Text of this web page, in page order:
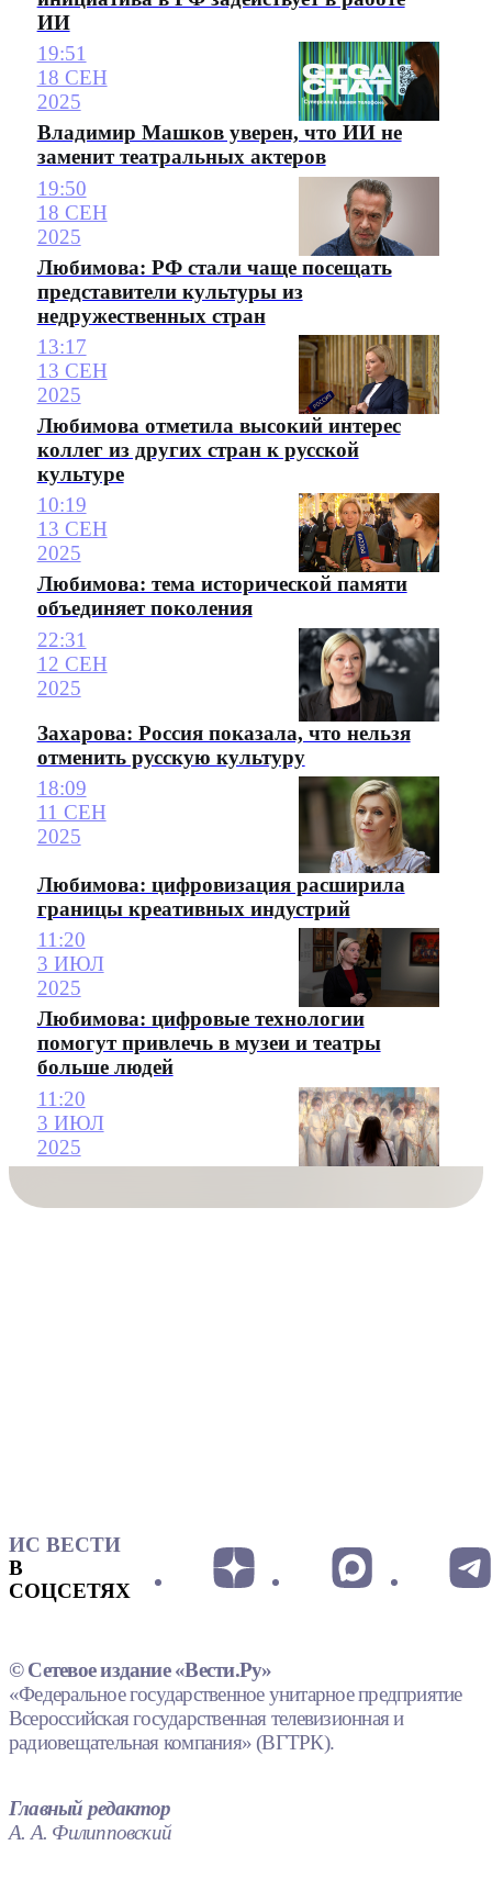
ИИ
19:51
18 СЕН
2025
Владимир Машков уверен, что ИИ не
заменит театральных актеров
19:50
18 СЕН
2025
Любимова: РФ стали чаще посещать
представители культуры из
недружественных стран
13:17
13 СЕН
2025
Любимова отметила высокий интерес
коллег из других стран к русской
культуре
10:19
13 СЕН
2025
Любимова: тема исторической памяти
объединяет поколения
22:31
12 СЕН
2025
Захарова: Россия показала, что нельзя
отменить русскую культуру
18:09
11 СЕН
2025
Любимова: цифровизация расширила
границы креативных индустрий
11:20
3 ИЮЛ
2025
Любимова: цифровые технологии
помогут привлечь в музеи и театры
больше людей
11:20
3 ИЮЛ
2025
ИС ВЕСТИ
В
СОЦСЕТЯХ
© Сетевое издание «Вести.Ру»
«Федеральное государственное унитарное предприятие
Всероссийская государственная телевизионная и
радиовещательная компания» (ВГТРК).
Главный редактор
А. А. Филипповский